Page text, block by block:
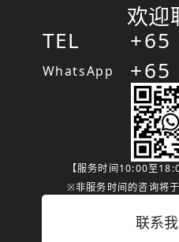
欢迎
TEL
WhatsApp
+65
+65
【服务时间10:00至
※非服务时间的咨询将
联系